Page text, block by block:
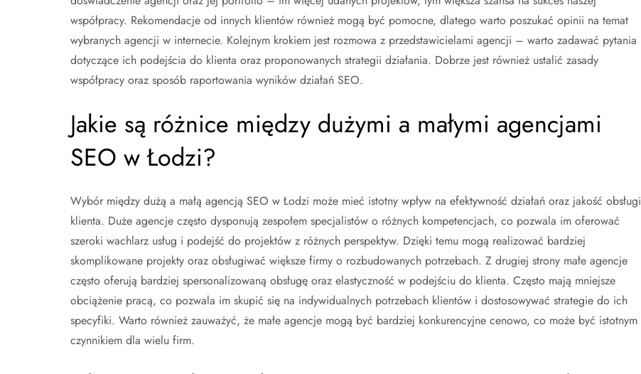
współpracy. Rekomendacje od innych klientów również mogą być pomocne, dlatego warto poszukać opinii na temat
wybranych agencji w internecie. Kolejnym krokiem jest rozmowa z przedstawicielami agencji – warto zadawać pytania
dotyczące ich podejścia do klienta oraz proponowanych strategii działania. Dobrze jest również ustalić zasady
współpracy oraz sposób raportowania wyników działań SEO.
Jakie są różnice między dużymi a małymi agencjami
SEO w Łodzi?
Wybór między dużą a małą agencją SEO w Łodzi może mieć istotny wpływ na efektywność działań oraz jakość obsługi
klienta. Duże agencje często dysponują zespołem specjalistów o różnych kompetencjach, co pozwala im oferować
szeroki wachlarz usług i podejść do projektów z różnych perspektyw. Dzięki temu mogą realizować bardziej
skomplikowane projekty oraz obsługiwać większe firmy o rozbudowanych potrzebach. Z drugiej strony małe agencje
często oferują bardziej spersonalizowaną obsługę oraz elastyczność w podejściu do klienta. Często mają mniejsze
obciążenie pracą, co pozwala im skupić się na indywidualnych potrzebach klientów i dostosowywać strategie do ich
specyfiki. Warto również zauważyć, że małe agencje mogą być bardziej konkurencyjne cenowo, co może być istotnym
czynnikiem dla wielu firm.